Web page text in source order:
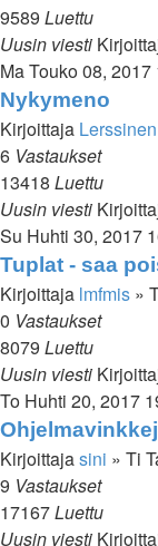
9589 Luettu
Uusin viesti
Ma Touko 08, 2017
Nykymeno
Kirjoittaja Lerssinen
6 Vastaukset
13418 Luettu
Uusin viesti
Su Huhti 30, 2017
Tuplat - saa
Kirjoittaja lmfmis »
0 Vastaukset
8079 Luettu
Uusin viesti
To Huhti 20, 2017
Kirjoittajasini » Ti
9 Vastaukset
17167Luettu
Uusin viesti